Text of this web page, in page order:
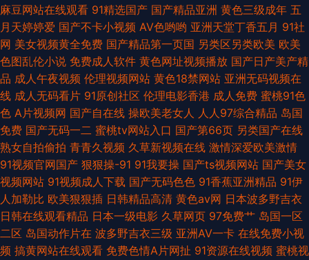
av 一区二区成人 WWW成人 影音先锋三级 肏屄视频播放 青娱乐91啦啪
麻豆网站在线观看 91精选国产 国产精品亚洲 黄色三级成年 五
月天婷婷爱 国产不卡小视频 AV色哟哟 亚洲天堂丁香五月 91社
网 美女视频黄全免费 国产精品第一页国 另类区另类欧美 欧美
色图乱伦小说 免费成人软件 黄色网址视频播放 国产日产美产精
品 成人午夜视频 伦理视频网站 黄色18禁网站 亚洲无码视频在
线 成人无码看片 91原创社区 伦理电影香港 成人免费 蜜桃91色
色 A片视频网 国产自在线 操欧美老女人 人人97综合精品 岛国
免费 国产无码一二 蜜桃tv网站入口 国产第66页 另类国产在线
熟女自拍偷拍 青青久视频 久草新视频在线 激情深爱欧美激情
91视频官网国产 狠狠操-91 91我要操 国产ts视频网站 国产美女
视频网站 91视频成人下载 国产无码色色 91香蕉亚洲精品 91伊
人加勒比 欧美狠狠插 日韩精品高清 黄色av网 日本波多野吉衣
日韩在线观看精品 日本一级电影 久草网页 97免费艹 岛国一区
二区 岛国动作片在 波多野吉衣三级 亚洲AV一卡 在线免费小视
频 搞黄网站在线观看 免费色情A片网扯 91资源在线视频 蜜桃视